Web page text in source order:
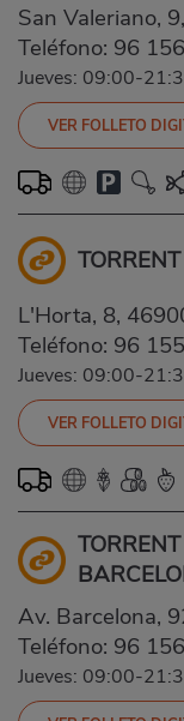
San Valeriano,
Teléfono: 96
Jueves: 09:00-
VER FOLLETO
L'Horta, 8,
Teléfono: 96
Jueves: 09:00-
VER FOLLETO
Av. Barcelona,
Teléfono: 96
Jueves: 09:00-